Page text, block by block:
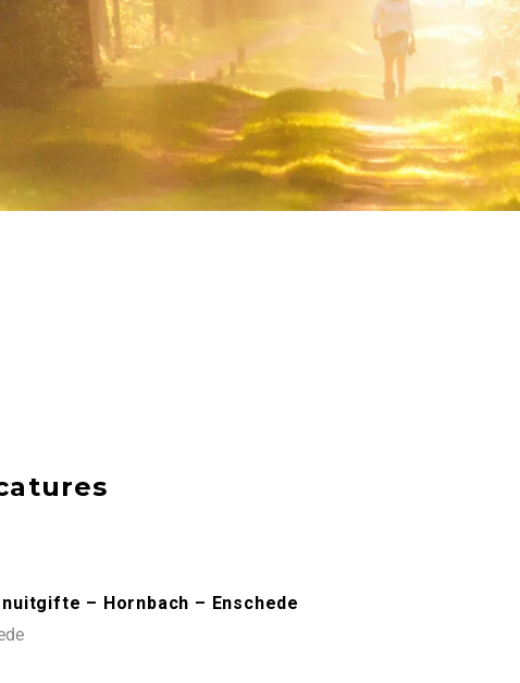
– Hornbach – Enschede